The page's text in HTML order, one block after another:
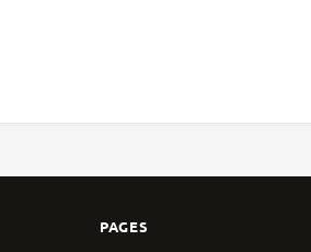
PAGES